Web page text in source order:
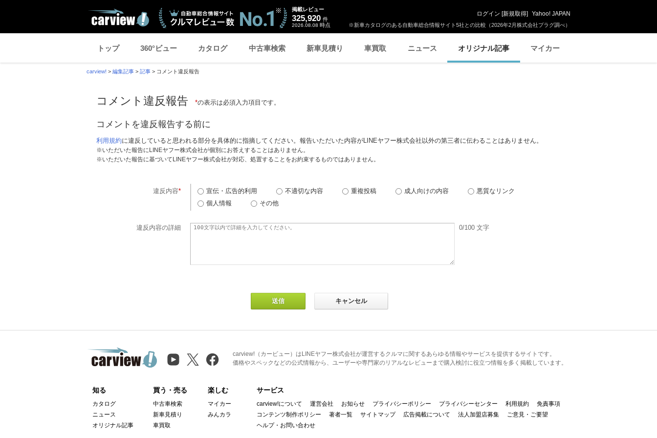
※新車カタログのある自動車総合情報サイト5社との比較（2026年2月株式会社プラグ調べ）
掲載レビュー
325,920 件
2026.08.08 時点
ログイン [新規取得] Yahoo! JAPAN
トップ 360°ビュー カタログ 中古車検索 新車見積り 車買取 ニュース オリジナル記事 マイカー
carview! > 編集記事 > 記事 > コメント違反報告
コメント違反報告 *の表示は必須入力項目です。
コメントを違反報告する前に
利用規約に違反していると思われる部分を具体的に指摘してください。報告いただいた内容がLINEヤフー株式会社以外の第三者に伝わることはありません。
※いただいた報告にLINEヤフー株式会社が個別にお答えすることはありません。
※いただいた報告に基づいてLINEヤフー株式会社が対応、処置することをお約束するものではありません。
違反内容* 宣伝・広告的利用 不適切な内容 重複投稿 成人向けの内容
悪質なリンク
個人情報
その他
違反内容の詳細 0/100 文字
carview!（カービュー）はLINEヤフー株式会社が運営するクルマに関するあらゆる情報やサービスを提供するサイトです。
価格やスペックなどの公式情報から、ユーザーや専門家のリアルなレビューまで購入検討に役立つ情報を多く掲載しています。
知る
カタログ
ニュース
オリジナル記事
買う・売る
中古車検索
新車見積り
車買取
楽しむ
マイカー
みんカラ
サービス
carview!について 運営会社 お知らせ プライバシーポリシー プライバシーセンター 利用規約
免責事項
コンテンツ制作ポリシー
著者一覧 サイトマップ 広告掲載について 法人加盟店募集
ご意見・ご要望
ヘルプ・お問い合わせ